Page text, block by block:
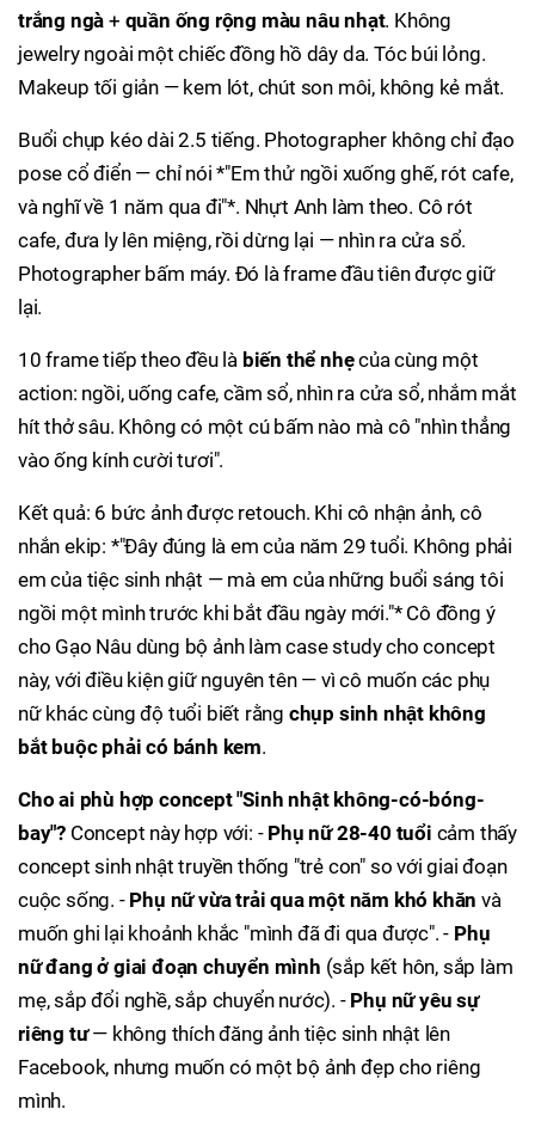
trắng ngà + quần ống rộng màu nâu nhạt. Không
jewelry ngoài một chiếc đồng hồ dây da. Tóc búi lỏng.
Makeup tối giản — kem lót, chút son môi, không kẻ mắt.
Buổi chụp kéo dài 2.5 tiếng. Photographer không chỉ đạo
pose cổ điển — chỉ nói *"Em thử ngồi xuống ghế, rót cafe,
và nghĩ về 1 năm qua đi"*. Nhựt Anh làm theo. Cô rót
cafe, đưa ly lên miệng, rồi dừng lại — nhìn ra cửa sổ.
Photographer bấm máy. Đó là frame đầu tiên được giữ
lại.
10 frame tiếp theo đều là biến thể nhẹcủa cùng một
action: ngồi, uống cafe, cầm sổ, nhìn ra cửa sổ, nhắm mắt
hít thở sâu. Không có một cú bấm nào mà cô "nhìn thẳng
vào ống kính cười tươi".
Kết quả: 6 bức ảnh được retouch. Khi cô nhận ảnh, cô
nhắn ekip: *"Đây đúng là em của năm 29 tuổi. Không phải
em của tiệc sinh nhật — mà em của những buổi sáng tôi
ngồi một mình trước khi bắt đầu ngày mới."* Cô đồng ý
cho Gạo Nâu dùng bộ ảnh làm case study cho concept
này, với điều kiện giữ nguyên tên — vì cô muốn các phụ
nữ khác cùng độ tuổi biết rằng chụp sinh nhật không
bắt buộc phải có bánh kem.
Cho ai phù hợp concept "Sinh nhật không-có-bóng-
bay"? Concept này hợp với: - Phụ nữ 28-40 tuổi cảm thấy
concept sinh nhật truyền thống "trẻ con" so với giai đoạn
cuộc sống. - Phụ nữ vừa trải qua một năm khó khăn và
muốn ghi lại khoảnh khắc "mình đã đi qua được". - Phụ
nữ đang ở giai đoạn chuyển mình (sắp kết hôn, sắp làm
mẹ, sắp đổi nghề, sắp chuyển nước). - Phụ nữ yêu sự
riêng tư— không thích đăng ảnh tiệc sinh nhật lên
Facebook, nhưng muốn có một bộ ảnh đẹp cho riêng
mình.